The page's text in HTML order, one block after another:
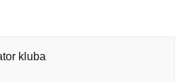
kluba